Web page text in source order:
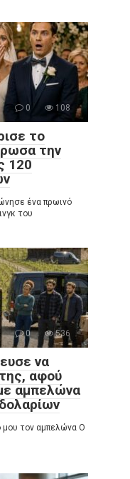
0 108
το
την
120
ένα πρωινό
του
0 536
να
αφού
αμπελώνα
μου τον αμπελώνα Ο